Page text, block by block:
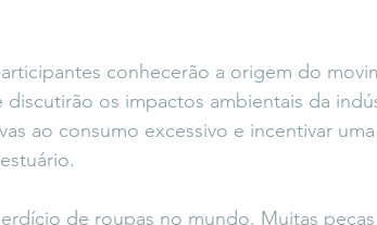
conhecerão a origem do
os impactos ambientais da
ao consumo excessivo e incentivar
de roupas no mundo. Muitas peças